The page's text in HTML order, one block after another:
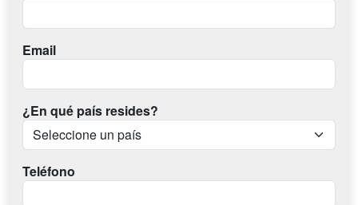
Email
¿En qué país resides?
Teléfono